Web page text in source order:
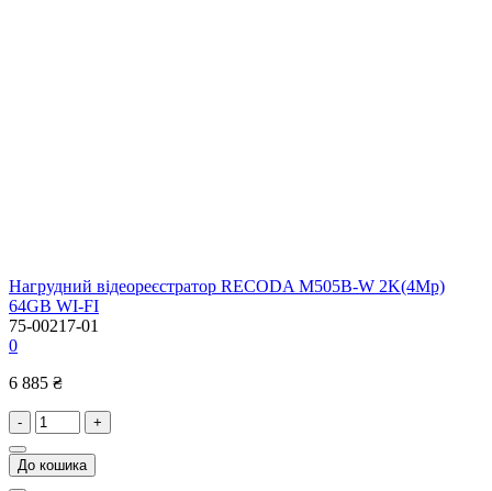
Нагрудний відеореєстратор RECODA M505B-W 2K(4Mp)
64GB WI-FI
75-00217-01
0
6 885 ₴
- +
До кошика